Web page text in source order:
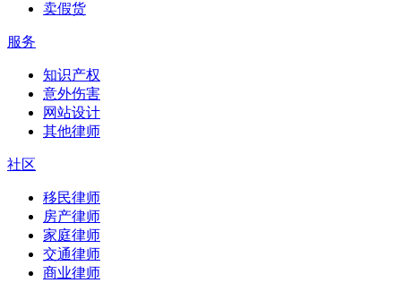
卖假货
服务
知识产权
意外伤害
网站设计
其他律师
社区
移民律师
房产律师
家庭律师
交通律师
商业律师